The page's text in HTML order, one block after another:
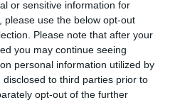
or sensitive information for
please use the below opt-out
Please note that after your
you may continue seeing
personal information utilized by
to third parties prior to
opt-out of the further
meses, las
y Sabadell han mostrado un
En muchos